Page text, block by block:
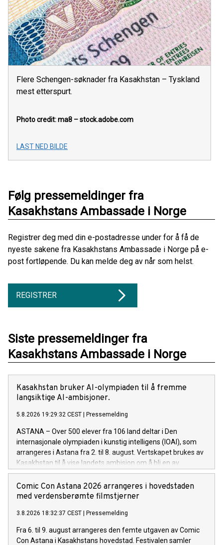
Flere Schengen-søknader fra Kasakhstan – Tyskland
mest etterspurt.
Photo credit: ma8 – stock.adobe.com
LAST NED BILDE
Følg pressemeldinger fra
Kasakhstans Ambassade i Norge
Registrer deg med din e-postadresse under for å få de
nyeste sakene fra Kasakhstans Ambassade i Norge på e-
post fortløpende. Du kan melde deg av når som helst.
REGISTRER
Siste pressemeldinger fra
Kasakhstans Ambassade i Norge
Kasakhstan bruker AI-olympiaden til å fremme
langsiktige AI-ambisjoner.
5.8.2026 19:29:32 CEST Pressemelding
ASTANA – Over 500 elever fra 106 land deltar i Den
internasjonale olympiaden i kunstig intelligens (IOAI), som
arrangeres i Astana fra 2. til 8. august. Vertskapet brukes av
Kasakhstan til å vise landets ambisjon om å bli en av
Eurasias ledende AI-økonomier.
Comic Con Astana 2026 arrangeres i hovedstaden
med verdensberømte filmstjerner
3.8.2026 18:32:37 CEST Pressemelding
Fra 6. til 9. august arrangeres den femte utgaven av Comic
Con Astana i Kasakhstans hovedstad. Festivalen samler